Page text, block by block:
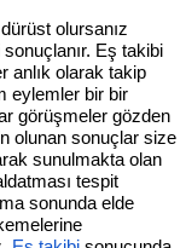
olursanız
Eş takibi
anlık olarak takip
eylemler bir bir
görüşmeler gözden
olunan sonuçlar size
sunulmakta olan
tespit
sonunda elde